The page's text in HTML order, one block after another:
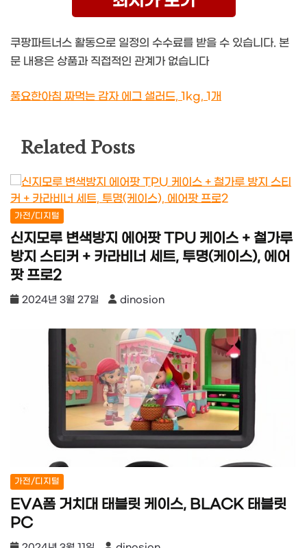
쿠팡파트너스 활동으로 일정의 수수료를 받을 수 있습니다. 본
문 내용은 상품과 직접적인 관계가 없습니다
풍요한아침 짜먹는 감자 에그 샐러드, 1kg, 1개
Related Posts
가전/디지털
신지모루 변색방지 에어팟 TPU 케이스 + 철가루
방지 스티커 + 카라비너 세트, 투명(케이스), 에어
팟 프로2
2024년 3월 27일 dinosion
가전/디지털
EVA폼 거치대 태블릿 케이스, BLACK 태블릿
PC